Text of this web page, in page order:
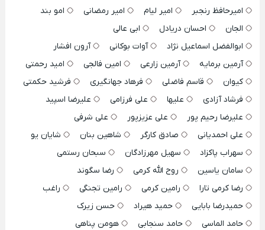
امیرحافظ رنجبر
امیر لیام امیر رمضانی
امو بند
الجان
احسان دریادل
ابی عالی
ابوالفضل اسماعیل نژاد
آوات بوکانی
آرون افشار
آرمین برمایه
آرمین زارعی امین فالجی
امید رحمتی
کیوان
قاسم فاضلی فرهاد جهانگیری
فرشید حکمتی
فرشاد آزادی
علیها علی فرزامی
علیرضا اسپید
علیرضا رحیم پور
علی عزیزپور
علی شرفی
علی احمدیانی
صادق کارگر شاهین بنان
شایان یو
سهراب پاکزاد
سهیل مهرزادگان
سبحان رستمی
سامان یاسین
روح الله کرمی
رضا سگوند
رضا کرمی تارا
رامین کرمی رامین تجنگی
راغب
حمیدرضا بابایی
حمید هیراد
حسن زیرک
حامد الماسی
حامد سنجابی
هومن پناهی